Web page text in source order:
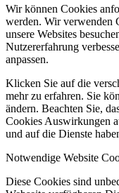
Wir können Cookies
werden. Wir verwenden
unsere Websites
Nutzererfahrung
anpassen.
Klicken Sie auf die
mehr zu erfahren. Sie
ändern. Beachten Sie,
Cookies Auswirkungen
und auf die Dienste
Notwendige Website
Diese Cookies sind